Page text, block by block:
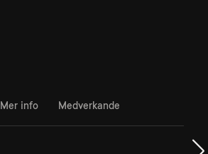
Mer info Medverkande